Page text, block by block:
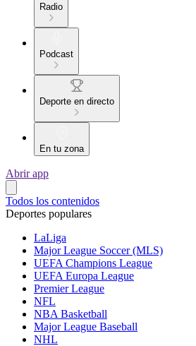
Radio
Podcast
Deporte en directo
En tu zona
Abrir app
Todos los contenidos
Deportes populares
LaLiga
Major League Soccer (MLS)
UEFA Champions League
UEFA Europa League
Premier League
NFL
NBA Basketball
Major League Baseball
NHL